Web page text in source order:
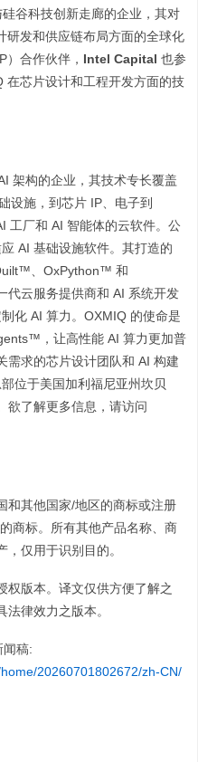
谷科技创新走廊的企业，其对
研发和供应链布局方面的全球化
合作伙伴， Intel Capital 也参
在芯片设计和工程开发方面的技
架构的企业，其技术专长覆盖
设施，到芯片 IP、电子到
工厂和 AI 智能体的云软件。公
AI 基础设施软件。其打造的
、OxPython™ 和
云服务提供商和 AI 系统开发
化 AI 算力。OXMIQ 的使命是
，让高性能 AI 算力更加普
需求的芯片设计团队和 AI 构建
位于美国加利福尼亚州坎贝
欲了解更多信息，请访问
和其他国家/地区的商标或注册
商标。所有其他产品名称、商
仅用于识别目的。
权版本。译文仅供方便了解之
律效力之版本。
稿:
20260701802672/zh-CN/